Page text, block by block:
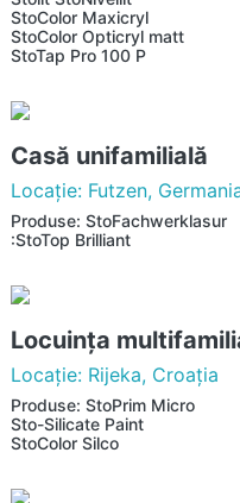
StoColor Maxicryl
StoColor Opticryl matt
StoTap Pro 100 P
Casă unifamilială
Locaţie: Futzen,
Produse: StoFachwerklasur
:StoTop Brilliant
Locuinţa
Locaţie: Rijeka, Croaţia
Produse: StoPrim Micro
Sto-Silicate Paint
StoColor Silco